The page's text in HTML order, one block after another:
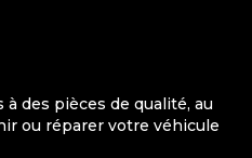
des pièces de qualité, au
ou réparer votre véhicule